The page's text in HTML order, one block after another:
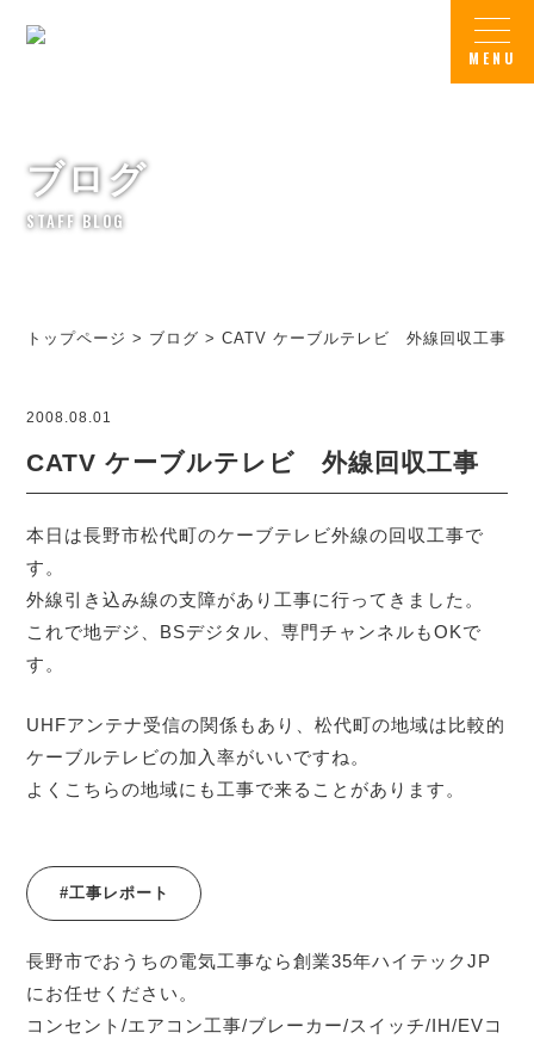
ブログ
STAFF BLOG
トップページ > ブログ >CATV ケーブルテレビ 外線回収工事
2008.08.01
CATV ケーブルテレビ 外線回収工事
本日は長野市松代町のケーブテレビ外線の回収工事で
す。
外線引き込み線の支障があり工事に行ってきました。
これで地デジ、BSデジタル、専門チャンネルもOKで
す。
UHFアンテナ受信の関係もあり、松代町の地域は比較的
ケーブルテレビの加入率がいいですね。
よくこちらの地域にも工事で来ることがあります。
#工事レポート
長野市でおうちの電気工事なら創業35年ハイテックJP
にお任せください。
コンセント/エアコン工事/ブレーカー/スイッチ/IH/EVコ